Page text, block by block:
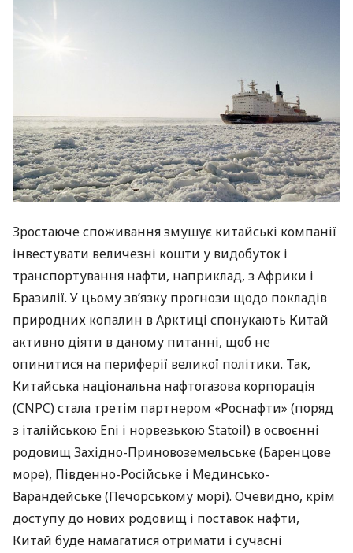
Зростаюче споживання змушує китайські компанії
інвестувати величезні кошти у видобуток і
транспортування нафти, наприклад, з Африки і
Бразилії. У цьому зв’язку прогнози щодо покладів
природних копалин в Арктиці спонукають Китай
активно діяти в даному питанні, щоб не
опинитися на периферії великої політики. Так,
Китайська національна нафтогазова корпорація
(CNPC) стала третім партнером «Роснафти» (поряд
з італійською Eni і норвезькою Statoil) в освоєнні
родовищ Західно-Приновоземельське (Баренцове
море), Південно-Російське і Мединсько-
Варандейське (Печорському морі). Очевидно, крім
доступу до нових родовищ і поставок нафти,
Китай буде намагатися отримати і сучасні